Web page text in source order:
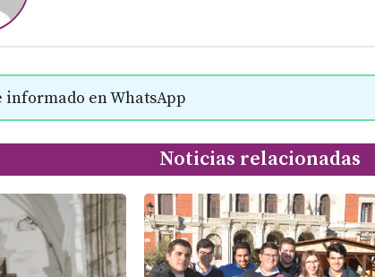
informado en WhatsApp
Noticias relacionadas